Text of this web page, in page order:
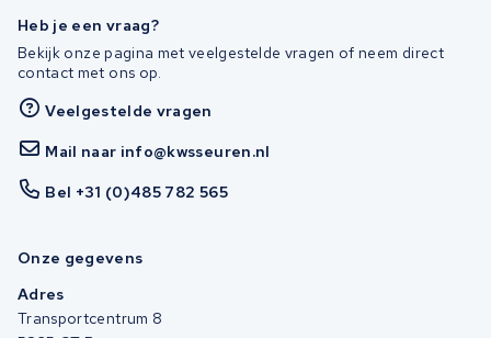
Heb je een vraag?
Bekijk onze pagina met veelgestelde vragen of neem direct
contact met ons op.
Veelgestelde vragen
Mail naar info@kwsseuren.nl
Bel +31 (0)485 782 565
Onze gegevens
Adres
Transportcentrum 8